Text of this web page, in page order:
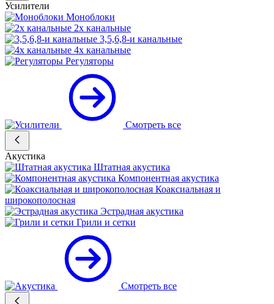
Усилители
Моноблоки
2х канальные
3,5,6,8-и канальные
4х канальные
Регуляторы
Смотреть все
Акустика
Штатная акустика
Компонентная акустика
Коаксиальная и
широкополосная
Эстрадная акустика
Грили и сетки
Смотреть все